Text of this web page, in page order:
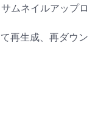
ムネイルアップロ
再生成、再ダウン